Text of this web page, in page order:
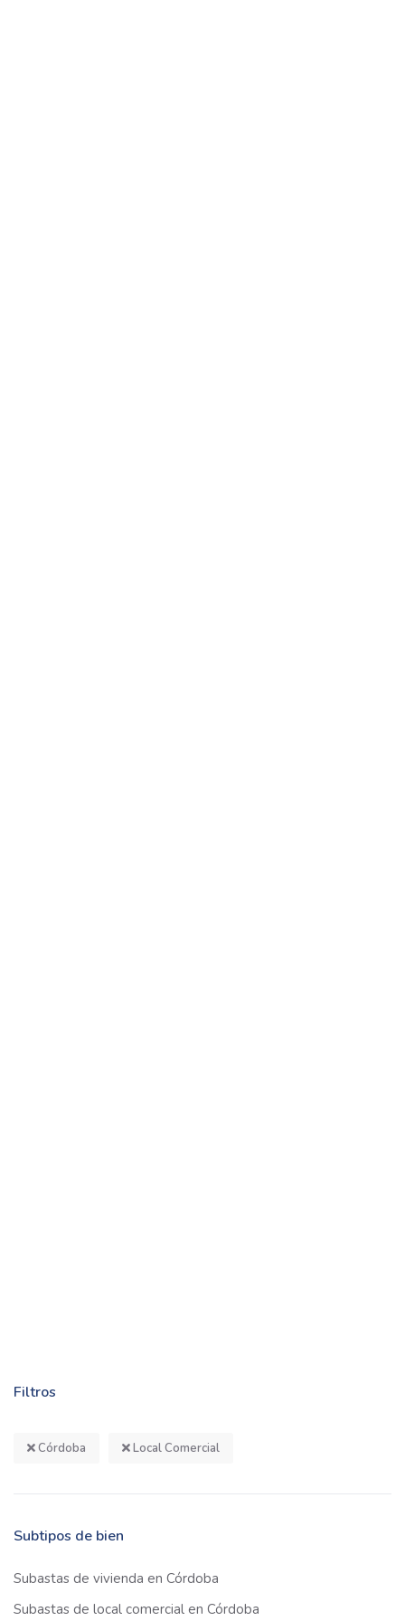
Filtros
Córdoba Local Comercial
Subtipos de bien
Subastas de vivienda en Córdoba
Subastas de local comercial en Córdoba